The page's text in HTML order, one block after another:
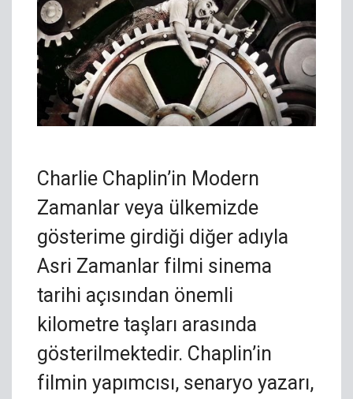
Charlie Chaplin’in Modern
Zamanlar veya ülkemizde
gösterime girdiği diğer adıyla
Asri Zamanlar filmi sinema
tarihi açısından önemli
kilometre taşları arasında
gösterilmektedir. Chaplin’in
filmin yapımcısı, senaryo yazarı,